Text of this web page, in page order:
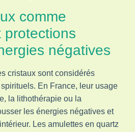
comme
protections
négatives
cristaux sont considérés
En France, leur usage
la lithothérapie ou la
les énergies négatives et
Les amulettes en quartz